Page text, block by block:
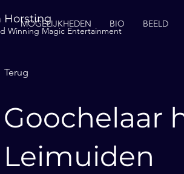
Horsting
Winning Magic Entertainment
MOGELIJKHEDEN BIO BEELD
Terug
Goochelaar
Leimuiden